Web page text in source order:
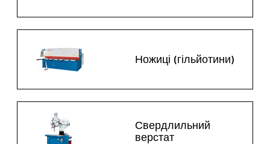
Ножиці (гільйотини)
Свердлильний
верстат